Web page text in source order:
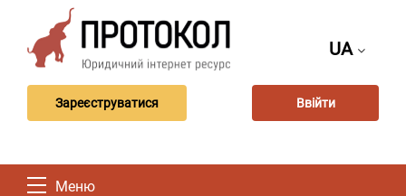
UA
Зареєструватися Ввійти
Меню